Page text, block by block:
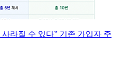
사라질 수 있다” 기존 가입자 주